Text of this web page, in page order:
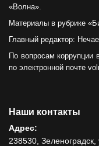
«Волна».
Материалы в рубрике
Главный редактор:
По вопросам
по электронной почте
Наши контакты
Адрес:
238530,